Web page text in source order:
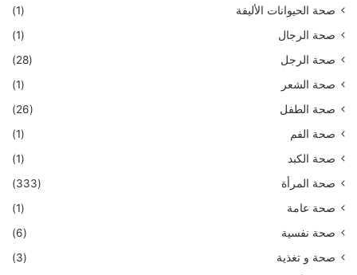
صحة الحيوانات الأليفة
(1)
صحة الرجال
(1)
صحة الرجل
(28)
صحة الشعر
(1)
صحة الطفل
(26)
صحة الفم
(1)
صحة الكبد
(1)
صحة المرأة
(333)
صحة عامة
(1)
صحة نفسية
(6)
صحة و تغذية
(3)